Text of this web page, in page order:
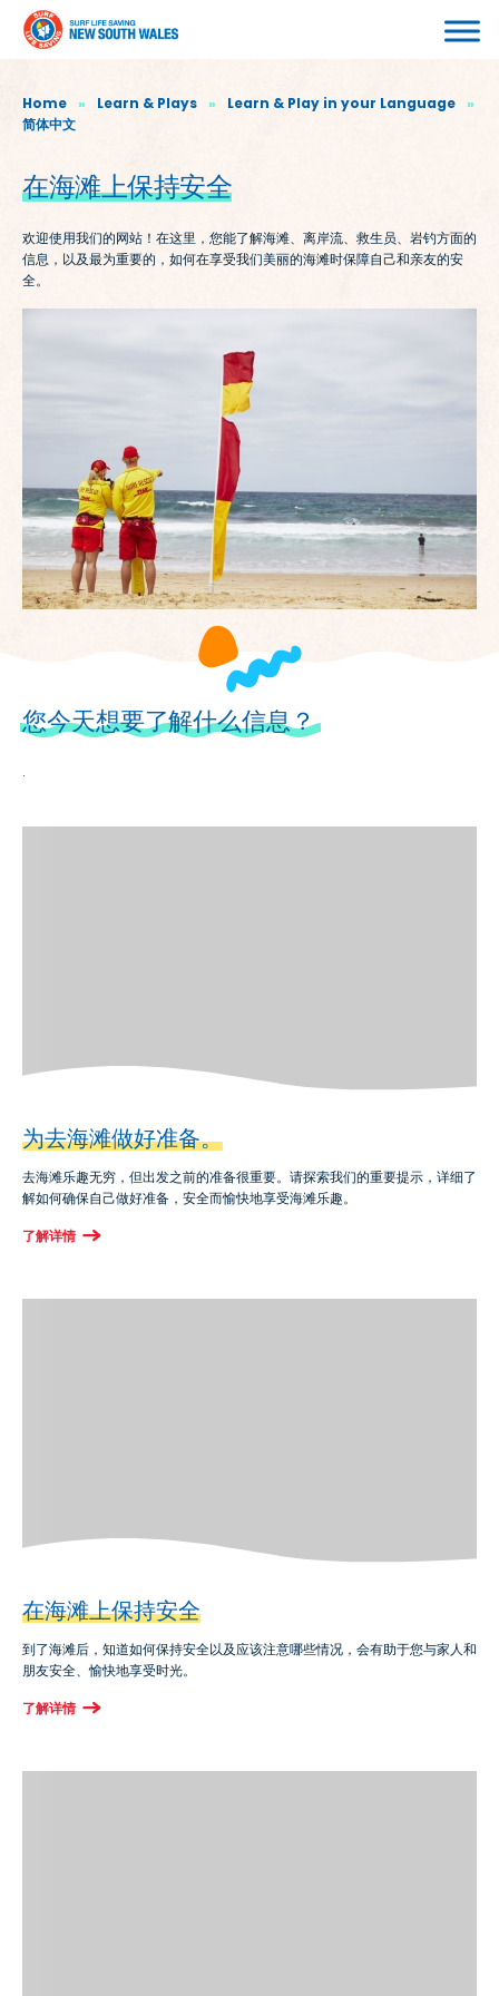
Home » Learn & Plays » Learn & Play in your Language »
简体中文
在海滩上保持安全
欢迎使用我们的网站！在这里，您能了解海滩、离岸流、救生员、岩钓方面的
信息，以及最为重要的，如何在享受我们美丽的海滩时保障自己和亲友的安
全。
您今天想要了解什么信息？
.
为去海滩做好准备。
去海滩乐趣无穷，但出发之前的准备很重要。请探索我们的重要提示，详细了
解如何确保自己做好准备，安全而愉快地享受海滩乐趣。
了解详情
在海滩上保持安全
到了海滩后，知道如何保持安全以及应该注意哪些情况，会有助于您与家人和
朋友安全、愉快地享受时光。
了解详情